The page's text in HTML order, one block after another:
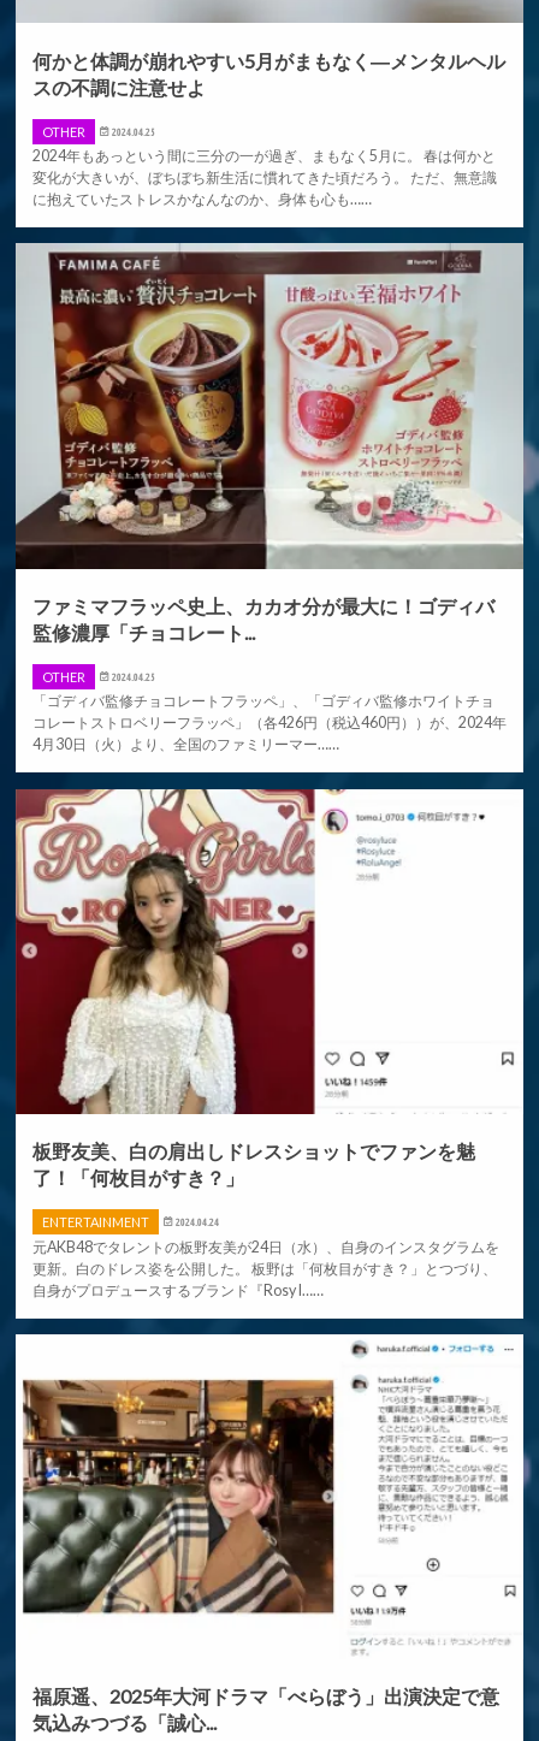
何かと体調が崩れやすい5月がまもなく―メンタルヘル
スの不調に注意せよ
OTHER 2024.04.25
2024年もあっという間に三分の一が過ぎ、まもなく5月に。 春は何かと
変化が大きいが、ぼちぼち新生活に慣れてきた頃だろう。 ただ、無意識
に抱えていたストレスかなんなのか、身体も心も……
ファミマフラッペ史上、カカオ分が最大に！ゴディバ
監修濃厚「チョコレート...
OTHER 2024.04.25
「ゴディバ監修チョコレートフラッペ」、「ゴディバ監修ホワイトチョ
コレートストロベリーフラッペ」（各426円（税込460円））が、2024年
4月30日（火）より、全国のファミリーマー……
板野友美、白の肩出しドレスショットでファンを魅
了！「何枚目がすき？」
ENTERTAINMENT 2024.04.24
元AKB48でタレントの板野友美が24日（水）、自身のインスタグラムを
更新。白のドレス姿を公開した。 板野は「何枚目がすき？」とつづり、
自身がプロデュースするブランド『Rosy l……
福原遥、2025年大河ドラマ「べらぼう」出演決定で意
気込みつづる「誠心...